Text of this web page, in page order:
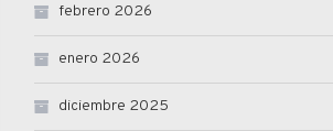
febrero 2026
enero 2026
diciembre 2025